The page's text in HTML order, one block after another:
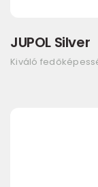
JUPOL Silver
Kiváló